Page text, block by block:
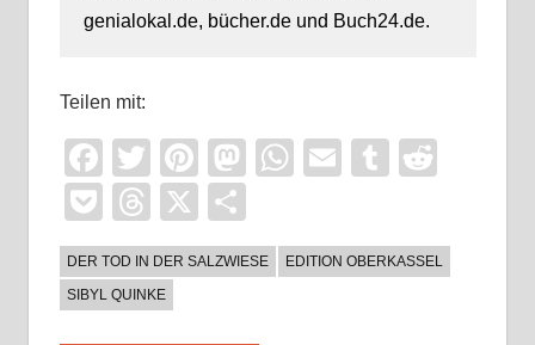
genialokal.de, bücher.de und Buch24.de.
Teilen mit:
Facebook
TwitterPinterest
Mastodon
WhatsApp
EmailTumblr
PocketThreads
X
DER TOD IN DER SALZWIESE
EDITION OBERKASSEL
SIBYL QUINKE